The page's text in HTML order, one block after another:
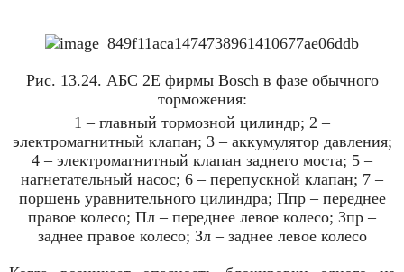
Рис. 13.24. АБС 2Е фирмы Bosch в фазе обычного
торможения:
1 – главный тормозной цилиндр; 2 –
электромагнитный клапан; 3 – аккумулятор давления;
4 – электромагнитный клапан заднего моста; 5 –
нагнетательный насос; 6 – перепускной клапан; 7 –
поршень уравнительного цилиндра; Ппр – переднее
правое колесо; Пл – переднее левое колесо; Зпр –
заднее правое колесо; Зл – заднее левое колесо